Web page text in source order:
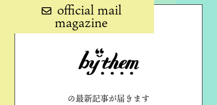
official mail
magazine
の最新記事が届きます